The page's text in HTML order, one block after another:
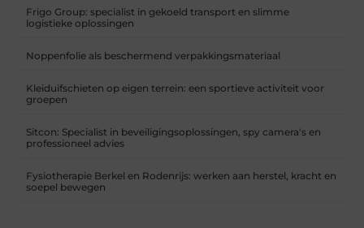
Frigo Group: specialist in gekoeld transport en slimme
logistieke oplossingen
Noppenfolie als beschermend verpakkingsmateriaal
Kleiduifschieten op eigen terrein: een sportieve activiteit voor
groepen
Sitcon: Specialist in beveiligingsoplossingen, spy camera's en
professioneel advies
Fysiotherapie Berkel en Rodenrijs: werken aan herstel, kracht en
soepel bewegen